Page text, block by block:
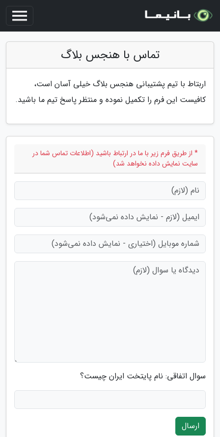
تماس با هنجس بلاگ
اربتاط با تیم پشتیبانی هنجس بلاگ خیلی آسان است،
کافیست این فرم را تکمیل نموده و منتظر پاسخ تیم ما باشید.
* از طریق فرم زیر با ما در ارتباط باشید (اطلاعات تماس شما در
سایت نمایش داده نخواهد شد)
سوال اتفاقی: نام پایتخت ایران چیست؟
ارسال